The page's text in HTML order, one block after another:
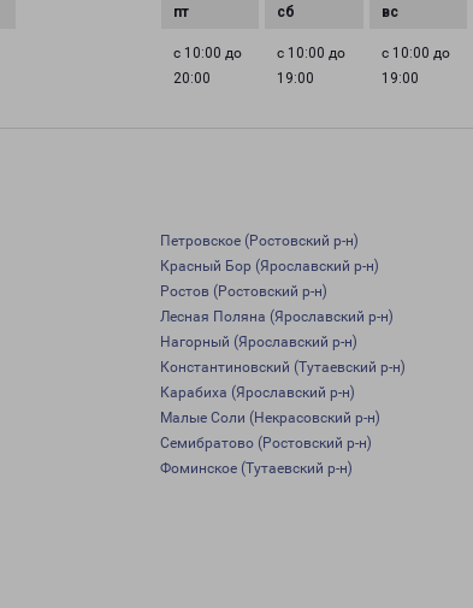
с 10:00 до
20:00
с 10:00 до
19:00
с 10:00 до
19:00
Петровское (Ростовский р-н)
Красный Бор (Ярославский р-н)
Ростов (Ростовский р-н)
Лесная Поляна (Ярославский р-н)
Нагорный (Ярославский р-н)
Константиновский (Тутаевский р-н)
Карабиха (Ярославский р-н)
Малые Соли (Некрасовский р-н)
Семибратово (Ростовский р-н)
Фоминское (Тутаевский р-н)